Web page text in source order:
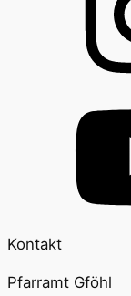
Kontakt
Pfarramt Gföhl